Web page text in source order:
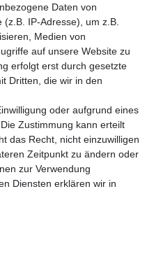
Daten von
IP-Adresse), um z.B.
Medien von
auf unsere Website zu
erfolgt erst durch gesetzte
Dritten, die wir in den
oder aufgrund eines
Zustimmung kann erteilt
das Recht, nicht einzuwilligen
Zeitpunkt zu ändern oder
zur Verwendung
Diensten erklären wir in